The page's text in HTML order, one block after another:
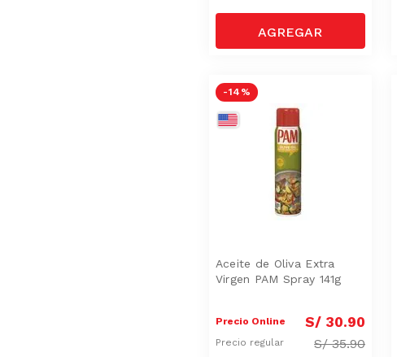
-14 %
Aceite de Oliva Extra
Virgen PAM Spray 141g
Precio Online S/ 30.90
Precio regular S/35.90